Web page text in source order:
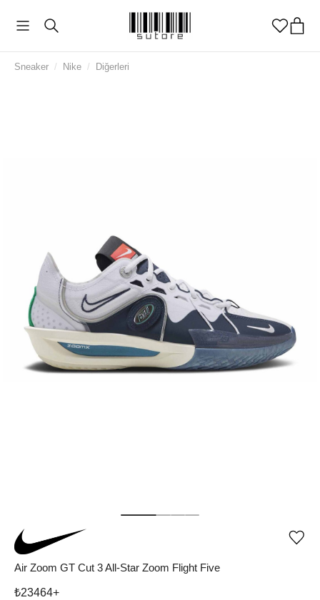
Sneaker / Nike / Diğerleri
Air Zoom GT Cut 3 All-Star Zoom Flight Five
₺23464+